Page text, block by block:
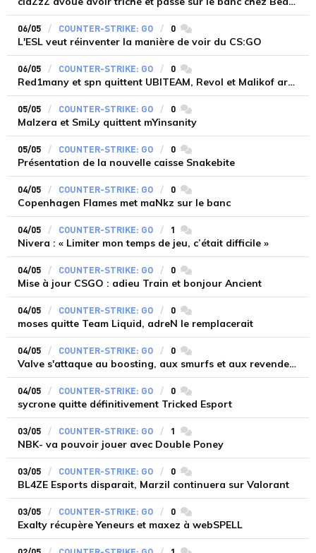
06/05 COUNTER-STRIKE: GO 0 commentaires
L'ESL veut réinventer la manière de voir du CS:GO
06/05 COUNTER-STRIKE: GO 0 commentaires
Red1many et spn quittent UBITEAM, Revol et Malikof arrivent
05/05 COUNTER-STRIKE: GO 0 commentaires
Malzera et SmiLy quittent mYinsanity
05/05 COUNTER-STRIKE: GO 0 commentaires
Présentation de la nouvelle caisse Snakebite
04/05 COUNTER-STRIKE: GO 0 commentaires
Copenhagen Flames met maNkz sur le banc
04/05 COUNTER-STRIKE: GO 1 commentaires
Nivera : « Limiter mon temps de jeu, c’était difficile »
04/05 COUNTER-STRIKE: GO 0 commentaires
Mise à jour CSGO : adieu Train et bonjour Ancient
04/05 COUNTER-STRIKE: GO 0 commentaires
moses quitte Team Liquid, adreN le remplacerait
04/05 COUNTER-STRIKE: GO 0 commentaires
Valve s'attaque au boosting, aux smurfs et aux revendeurs
04/05 COUNTER-STRIKE: GO 0 commentaires
sycrone quitte définitivement Tricked Esport
03/05 COUNTER-STRIKE: GO 1 commentaires
NBK- va pouvoir jouer avec Double Poney
03/05 COUNTER-STRIKE: GO 0 commentaires
BL4ZE Esports disparait, Marzil continuera sur Valorant
03/05 COUNTER-STRIKE: GO 0 commentaires
Exalty récupère Yeneurs et maxez à webSPELL